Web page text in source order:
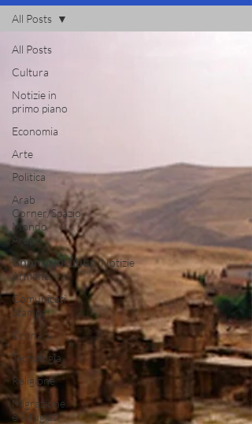
All Posts
Cultura
Notizie in
primo piano
Economia
Arte
Politica
Arab
Corner/Spazio
Mondo
Arabo
Նորություններ/Notizie
Armene
Comunicati
Stampa
Cronaca
Tecnologia
Religione
Migrazione
e Rifugiati
All Posts